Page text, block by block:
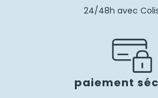
24/48h avec
paiement